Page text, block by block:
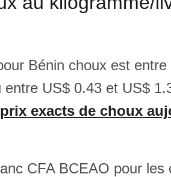
Bénin choux est
US$ 0.43 et US$
exacts de choux
CFA BCEAO pour les